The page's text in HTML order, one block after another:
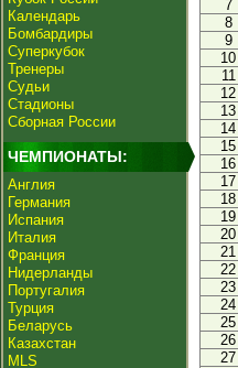
Календарь
Бомбардиры
Суперкубок
Тренеры
Судьи
Стадионы
Сборная России
ЧЕМПИОНАТЫ:
Англия
Германия
Испания
Италия
Франция
Нидерланды
Португалия
Турция
Беларусь
Казахстан
MLS
7
8
9
10
11
12
13
14
15
16
17
18
19
20
21
22
23
24
25
26
27